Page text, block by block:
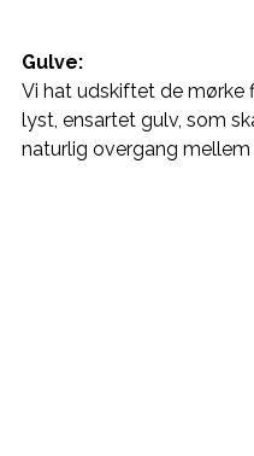
Gulve:
Vi hat udskiftet de mørke
lyst, ensartet gulv, som
naturlig overgang mellem